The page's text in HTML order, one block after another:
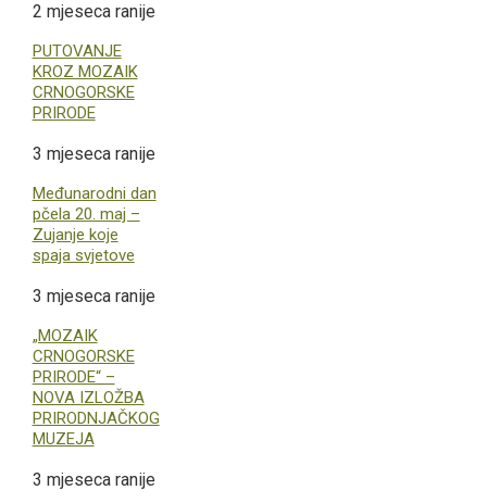
2 mjeseca ranije
PUTOVANJE
KROZ MOZAIK
CRNOGORSKE
PRIRODE
3 mjeseca ranije
Međunarodni dan
pčela 20. maj –
Zujanje koje
spaja svjetove
3 mjeseca ranije
„MOZAIK
CRNOGORSKE
PRIRODE“ –
NOVA IZLOŽBA
PRIRODNJAČKOG
MUZEJA
3 mjeseca ranije